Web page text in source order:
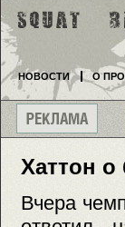
Хаттон
Вчера
НОВОСТИ О